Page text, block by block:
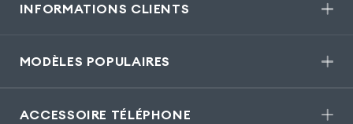
INFORMATIONS CLIENTS
MODÈLES POPULAIRES
ACCESSOIRE TÉLÉPHONE